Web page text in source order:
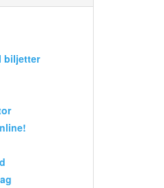
biljetter